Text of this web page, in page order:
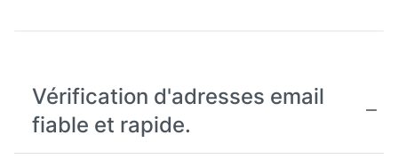
Vérification d'adresses email
fiable et rapide.